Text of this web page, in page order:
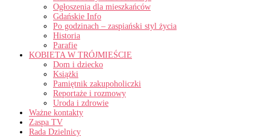
Ogłoszenia dla mieszkańców
Gdańskie Info
Po godzinach – zaspiański styl życia
Historia
Parafie
KOBIETA W TRÓJMIEŚCIE
Dom i dziecko
Książki
Pamiętnik zakupoholiczki
Reportaże i rozmowy
Uroda i zdrowie
Ważne kontakty
Zaspa TV
Rada Dzielnicy